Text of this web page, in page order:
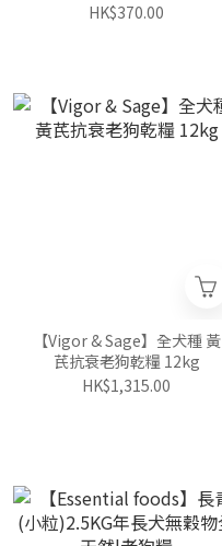
HK$370.00
【Vigor & Sage】全犬種 黃
芪抗衰老狗乾糧 12kg
HK$1,315.00